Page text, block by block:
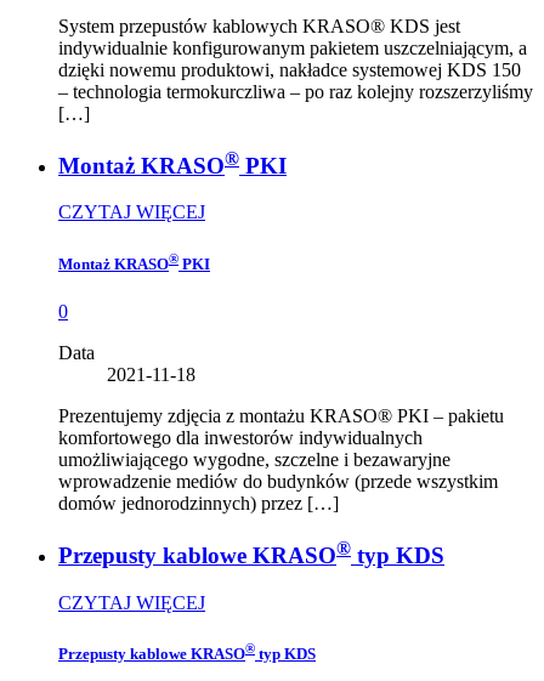
System przepustów kablowych KRASO® KDS jest
indywidualnie konfigurowanym pakietem uszczelniającym, a
dzięki nowemu produktowi, nakładce systemowej KDS 150
– technologia termokurczliwa – po raz kolejny rozszerzyliśmy
[…]
Montaż KRASO® PKI
CZYTAJ WIĘCEJ
Montaż KRASO® PKI
0
Data
2021-11-18
Prezentujemy zdjęcia z montażu KRASO® PKI – pakietu
komfortowego dla inwestorów indywidualnych
umożliwiającego wygodne, szczelne i bezawaryjne
wprowadzenie mediów do budynków (przede wszystkim
domów jednorodzinnych) przez […]
Przepusty kablowe KRASO® typ KDS
CZYTAJ WIĘCEJ
Przepusty kablowe KRASO® typ KDS